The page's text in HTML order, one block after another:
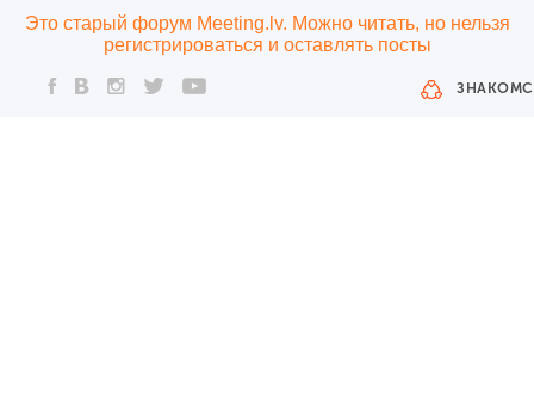
Это старый форум Meeting.lv. Можно читать, но нельзя
регистрироваться и оставлять посты